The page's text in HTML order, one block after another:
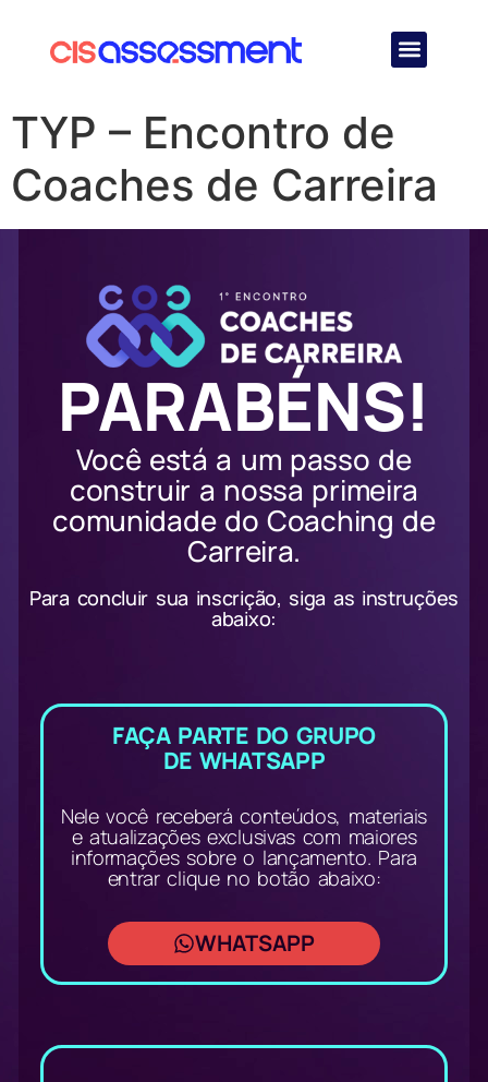
TYP – Encontro de
Coaches de Carreira
PARABÉNS!
Você está a um passo de
construir a nossa primeira
comunidade do Coaching de
Carreira.
Para concluir sua inscrição, siga as instruções
abaixo:
FAÇA PARTE DO GRUPO
DE WHATSAPP
Nele você receberá conteúdos, materiais
e atualizações exclusivas com maiores
informações sobre o lançamento. Para
entrar clique no botão abaixo:
WHATSAPP